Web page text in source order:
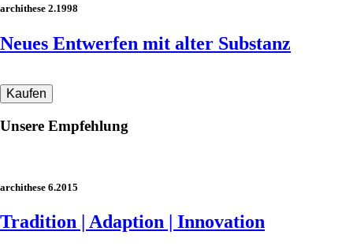
archithese 2.1998
Neues Entwerfen mit alter Substanz
Unsere Empfehlung
archithese 6.2015
Tradition | Adaption | Innovation